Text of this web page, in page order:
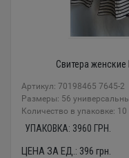
Свитера
Артикул: 70198465 7645-2
Размеры: 56
Количество в упаковке: 10
УПАКОВКА: 3960 ГРН.
ЦЕНА ЗА ЕД.: 396 грн.